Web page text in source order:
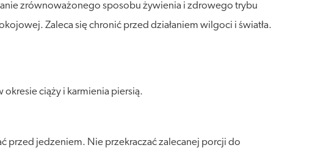
zrównoważonego sposobu żywienia i zdrowego trybu
Zaleca się chronić przed działaniem wilgoci i światła.
ciąży i karmienia piersią.
przed jedzeniem. Nie przekraczać zalecanej porcji do